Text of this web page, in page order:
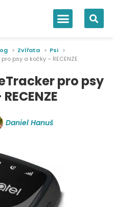
Zvířata
Psi
psy a kočky – RECENZE
pro psy
Daniel Hanuš